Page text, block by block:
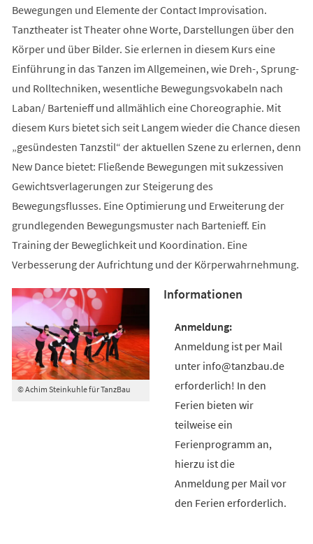
Bewegungen und Elemente der Contact Improvisation.
Tanztheater ist Theater ohne Worte, Darstellungen über den
Körper und über Bilder. Sie erlernen in diesem Kurs eine
Einführung in das Tanzen im Allgemeinen, wie Dreh-, Sprung-
und Rolltechniken, wesentliche Bewegungsvokabeln nach
Laban/ Bartenieff und allmählich eine Choreographie. Mit
diesem Kurs bietet sich seit Langem wieder die Chance diesen
„gesündesten Tanzstil“ der aktuellen Szene zu erlernen, denn
New Dance bietet: Fließende Bewegungen mit sukzessiven
Gewichtsverlagerungen zur Steigerung des
Bewegungsflusses. Eine Optimierung und Erweiterung der
grundlegenden Bewegungsmuster nach Bartenieff. Ein
Training der Beweglichkeit und Koordination. Eine
Verbesserung der Aufrichtung und der Körperwahrnehmung.
© Achim Steinkuhle für TanzBau
Informationen
Anmeldung ist per Mail
unter info@tanzbau.de
erforderlich! In den
Ferien bieten wir
teilweise ein
Ferienprogramm an,
hierzu ist die
Anmeldung per Mail vor
den Ferien erforderlich.